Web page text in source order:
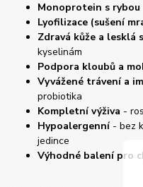
Monoprotein s rybou
Lyofilizace (sušení
Zdravá kůže a lesklá
kyselinám
Podpora kloubů a
Vyvážené trávení a
probiotika
Kompletní výživa -
Hypoalergenní- bez
jedince
Výhodné balení pro